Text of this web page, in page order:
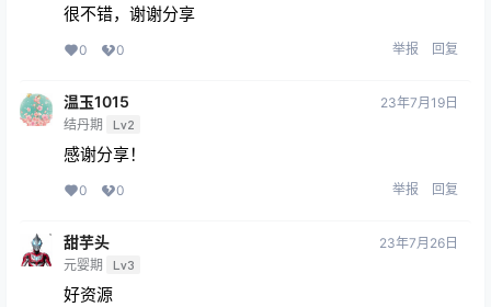
很不错，谢谢分享
0 0 举报 回复
温玉1015
结丹期 Lv2
23年7月19日
感谢分享！
0 0 举报 回复
甜芋头
元婴期 Lv3
23年7月26日
好资源